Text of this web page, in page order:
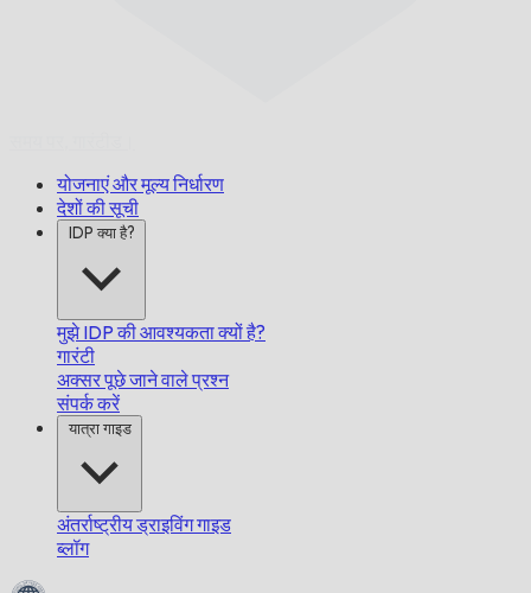
योजनाएं और मूल्य निर्धारण
देशों की सूची
IDP क्या है?
मुझे IDP की आवश्यकता क्यों है?
गारंटी
अक्सर पूछे जाने वाले प्रश्न
संपर्क करें
यात्रा गाइड
अंतर्राष्ट्रीय ड्राइविंग गाइड
ब्लॉग